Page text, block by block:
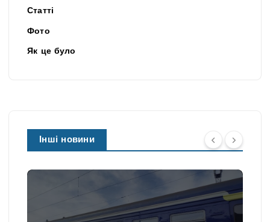
Статті
Фото
Як це було
Інші новини